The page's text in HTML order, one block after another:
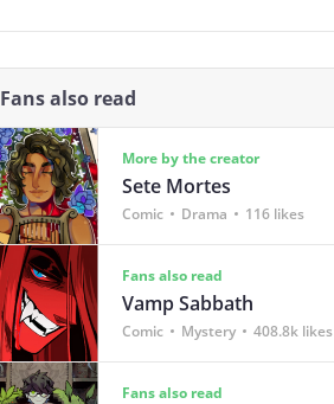
Fans also read
More by the creator
Sete Mortes
Comic Drama 116 likes
Fans also read
Vamp Sabbath
Comic Mystery 408.8k likes
Fans also read